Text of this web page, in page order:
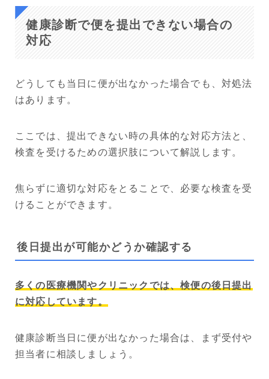
健康診断で便を提出できない場合の
対応
どうしても当日に便が出なかった場合でも、対処法
はあります。
ここでは、提出できない時の具体的な対応方法と、
検査を受けるための選択肢について解説します。
焦らずに適切な対応をとることで、必要な検査を受
けることができます。
後日提出が可能かどうか確認する
多くの医療機関やクリニックでは、検便の後日提出
に対応しています。
健康診断当日に便が出なかった場合は、まず受付や
担当者に相談しましょう。